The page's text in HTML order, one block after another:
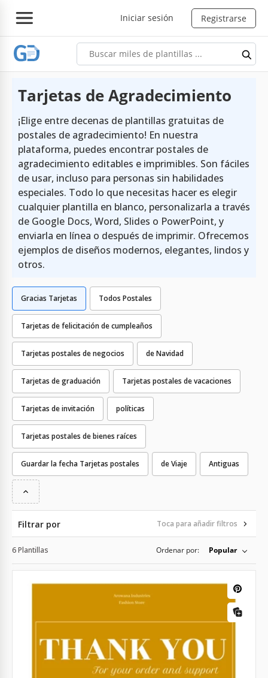
Iniciar sesión Registrarse
Tarjetas de Agradecimiento
¡Elige entre decenas de plantillas gratuitas de
postales de agradecimiento! En nuestra
plataforma, puedes encontrar postales de
agradecimiento editables e imprimibles. Son fáciles
de usar, incluso para personas sin habilidades
especiales. Todo lo que necesitas hacer es elegir
cualquier plantilla en blanco, personalizarla a través
de Google Docs, Word, Slides o PowerPoint, y
enviarla en línea o después de imprimir. Ofrecemos
ejemplos de diseños modernos, elegantes, lindos y
otros.
Todos Postales
Tarjetas de felicitación de cumpleaños
Tarjetas postales de negocios de Navidad
Tarjetas de graduación Tarjetas postales de vacaciones
Tarjetas de invitación políticas
Tarjetas postales de bienes raíces
Guardar la fecha Tarjetas postales
Gracias Tarjetas
de Viaje Antiguas
Filtrar por Toca para añadir filtros
6 Plantillas Ordenar por: Popular